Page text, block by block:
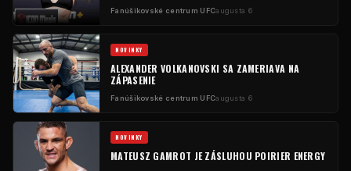
Fanúšikovské centrum UFCaugusta 6
NOVINKY
ALEXANDER VOLKANOVSKI SA ZAMERIAVA NA
ZÁPASENIE
Fanúšikovské centrum UFCaugusta 6
NOVINKY
MATEUSZ GAMROT JE ZÁSLUHOU POIRIER ENERGY